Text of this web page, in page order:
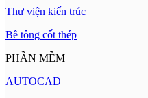
Thư viện kiến trúc
Bê tông cốt thép
PHẦN MỀM
AUTOCAD